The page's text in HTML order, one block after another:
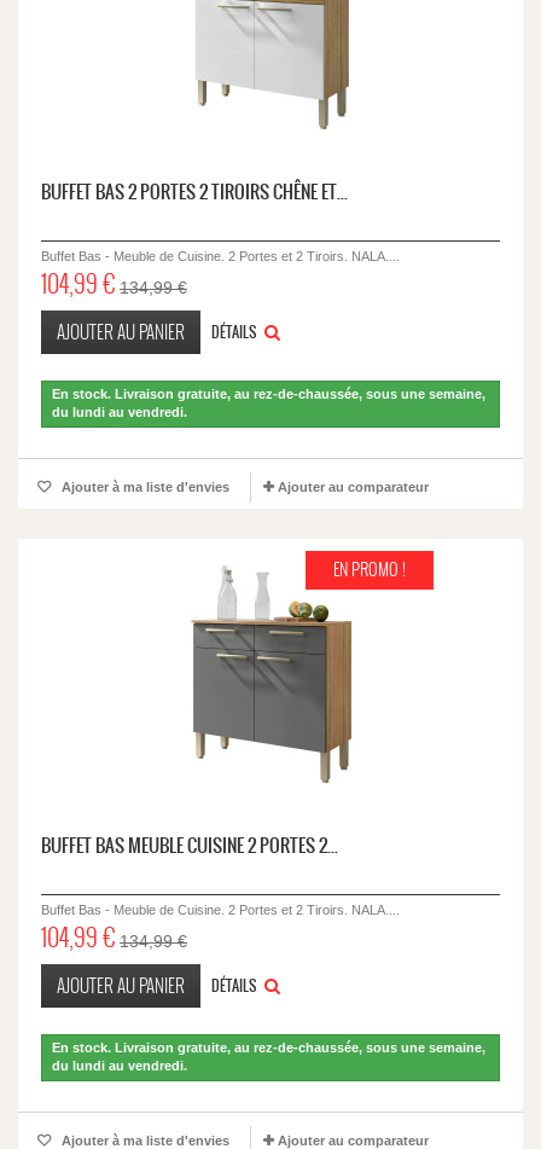
BUFFET BAS 2 PORTES 2 TIROIRS CHÊNE ET...
Buffet Bas - Meuble de Cuisine. 2 Portes et 2 Tiroirs. NALA....
104,99 € 134,99 €
AJOUTER AU PANIER DÉTAILS
En stock. Livraison gratuite, au rez-de-chaussée, sous une semaine,
du lundi au vendredi.
Ajouter à ma liste d'envies Ajouter au comparateur
EN PROMO !
BUFFET BAS MEUBLE CUISINE 2 PORTES 2...
Buffet Bas - Meuble de Cuisine. 2 Portes et 2 Tiroirs. NALA....
104,99 € 134,99 €
AJOUTER AU PANIER DÉTAILS
En stock. Livraison gratuite, au rez-de-chaussée, sous une semaine,
du lundi au vendredi.
Ajouter à ma liste d'envies Ajouter au comparateur